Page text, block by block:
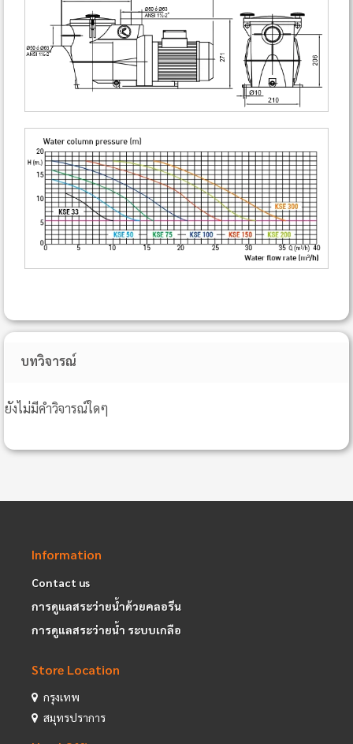
บทวิจารณ์
ยังไม่มีคำวิจารณ์ใดๆ
Information
Contact us
การดูแลสระว่ายน้ำด้วยคลอรีน
การดูแลสระว่ายน้ำ ระบบเกลือ
Store Location
กรุงเทพ
สมุทรปราการ